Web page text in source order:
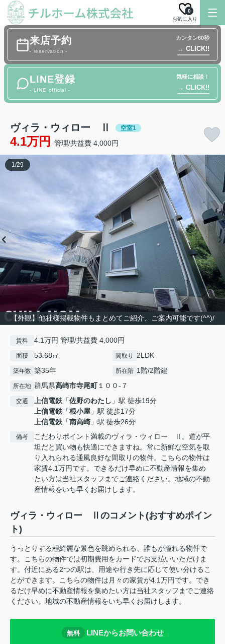
お気に入り
0
来店予約
- reservation -
カンタン60秒
→ CLICK!!
LINE登録
- LINE official -
気軽に相談！
→ CLICK!!
ヴィラ・ウィロー Ⅱ 空室1
4.1万円 管理/共益費 4,000円
【外観】他社様掲載物件もまとめてご紹介、ご案内可能です(^^)/
1/29
賃料 4.1万円 管理/共益費 4,000円
面積 53.68㎡ 間取り 2LDK
築年数 築35年 所在階 1階/2階建
所在地 群馬県高崎市寺尾町１００-７
交通 上信電鉄 「佐野のわたし 」駅 徒歩19分
上信電鉄 「根小屋 」駅 徒歩17分
上信電鉄 「南高崎 」駅 徒歩26分
備考
こだわりポイント満載のヴィラ・ウィロー Ⅱ。道が平
坦だと買い物も快適にできますね。常に新鮮な空気を取
り入れられる通風良好な間取りの物件。こちらの物件は
家賃4.1万円です。できるだけ早めに不動産情報を集め
たい方は当社スタッフまでご連絡ください。地域の不動
産情報をいち早くお届けします。
ヴィラ・ウィロー Ⅱのコメント(おすすめポイン
ト)
うっとりする程綺麗な景色を眺められる、誰もが憧れる物件で
す。こちらの物件では初期費用をカードでお支払いいただけま
す。付近にある2つの駅は、用途や行き先に応じて使い分けるこ
とができます。こちらの物件は月々の家賃が4.1万円です。でき
るだけ早めに不動産情報を集めたい方は当社スタッフまでご連絡
ください。地域の不動産情報をいち早くお届けします。
無料 LINEからお問い合わせ